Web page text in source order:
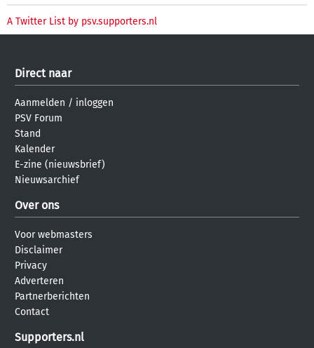
A Twitter List by psv.supporters.nl
Direct naar
Aanmelden / inloggen
PSV Forum
Stand
Kalender
E-zine (nieuwsbrief)
Nieuwsarchief
Over ons
Voor webmasters
Disclaimer
Privacy
Adverteren
Partnerberichten
Contact
Supporters.nl